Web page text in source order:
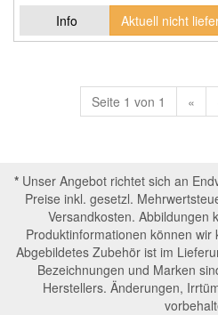
Info Aktuell nicht
Seite 1 von 1 «
*Unser Angebot richtet sich an
Preise inkl. gesetzl.
Versandkosten. Abbildungen
Produktinformationen können
Abgebildetes Zubehör ist im
Bezeichnungen und Marken
Herstellers. Änderungen,